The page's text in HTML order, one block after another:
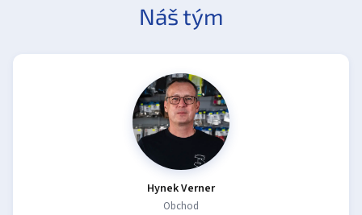
Náš tým
Hynek Verner
Obchod